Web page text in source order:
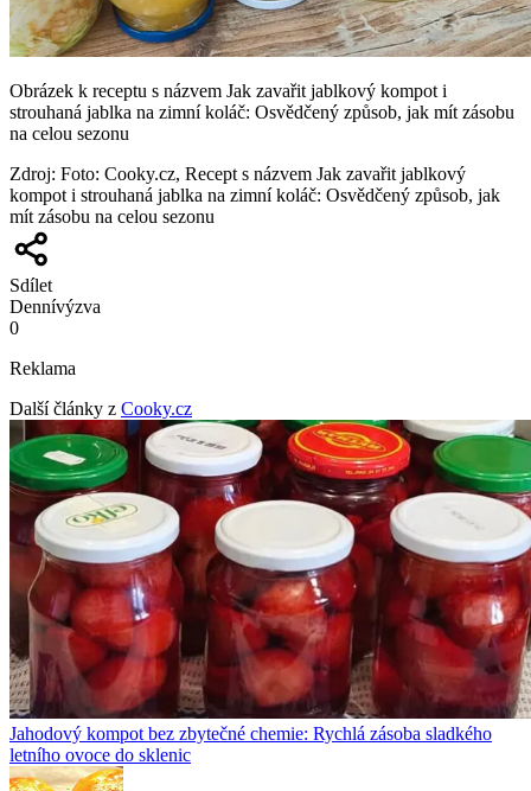
Obrázek k receptu s názvem Jak zavařit jablkový kompot i
strouhaná jablka na zimní koláč: Osvědčený způsob, jak mít zásobu
na celou sezonu
Zdroj: Foto: Cooky.cz, Recept s názvem Jak zavařit jablkový
kompot i strouhaná jablka na zimní koláč: Osvědčený způsob, jak
mít zásobu na celou sezonu
Sdílet
Dennívýzva
0
Reklama
Další články z Cooky.cz
Jahodový kompot bez zbytečné chemie: Rychlá zásoba sladkého
letního ovoce do sklenic